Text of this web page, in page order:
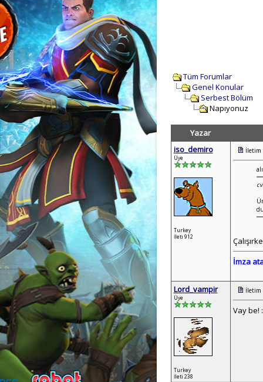
Tüm Forumlar
Genel Konular
Serbest Bölüm
Napıyonuz
Yazar
iso_demiro
Üye
Turkey
İleti 912
İmza
Lord_vampir
Üye
Turkey
İleti 238
Vay be!